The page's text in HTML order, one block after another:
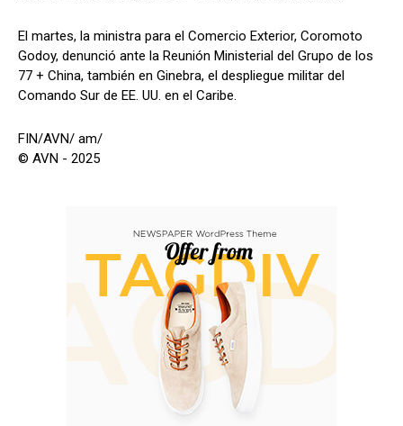
El martes, la ministra para el Comercio Exterior, Coromoto
Godoy, denunció ante la Reunión Ministerial del Grupo de los
77 + China, también en Ginebra, el despliegue militar del
Comando Sur de EE. UU. en el Caribe.
FIN/AVN/ am/
© AVN - 2025